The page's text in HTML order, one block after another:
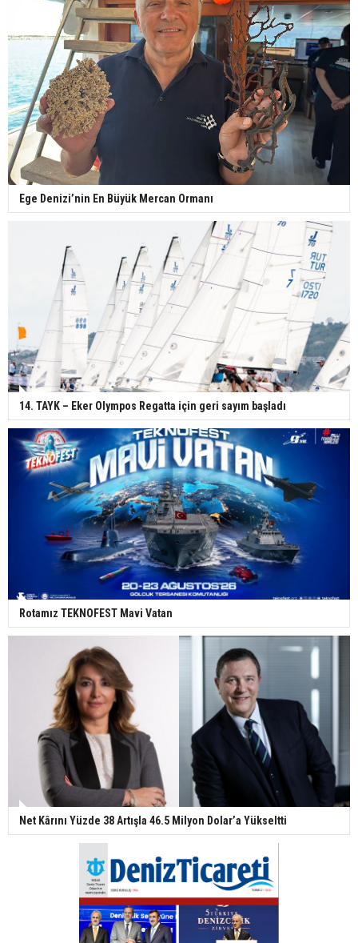
Ege Denizi’nin En Büyük Mercan Ormanı
14. TAYK – Eker Olympos Regatta için geri sayım başladı
Rotamız TEKNOFEST Mavi Vatan
Net Kârını Yüzde 38 Artışla 46.5 Milyon Dolar’a Yükseltti